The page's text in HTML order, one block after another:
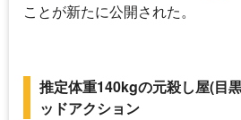
ことが新たに公開された。
推定体重140kgの元殺し屋(目
ッドアクション